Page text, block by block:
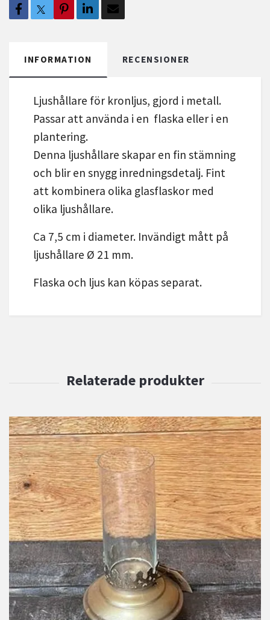
INFORMATION RECENSIONER
Ljushållare för kronljus, gjord i metall.
Passar att använda i en flaska eller i en
plantering.
Denna ljushållare skapar en fin stämning
och blir en snygg inredningsdetalj. Fint
att kombinera olika glasflaskor med
olika ljushållare.
Ca 7,5 cm i diameter. Invändigt mått på
ljushållare Ø 21 mm.
Flaska och ljus kan köpas separat.